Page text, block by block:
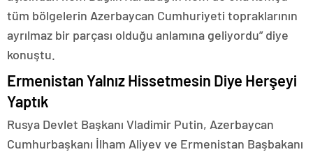
tüm bölgelerin Azerbaycan Cumhuriyeti topraklarının
ayrılmaz bir parçası olduğu anlamına geliyordu” diye
konuştu.
Ermenistan Yalnız Hissetmesin Diye Herşeyi
Yaptık
Rusya Devlet Başkanı Vladimir Putin, Azerbaycan
Cumhurbaşkanı İlham Aliyev ve Ermenistan Başbakanı